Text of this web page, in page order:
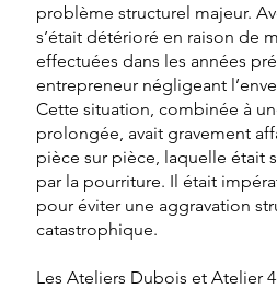
problème structurel majeur.
s’était détérioré en raison de
effectuées dans les années
entrepreneur négligeant
Cette situation, combinée à
prolongée, avait gravement
pièce sur pièce, laquelle était
par la pourriture. Il était
pour éviter une aggravation
catastrophique.
Les Ateliers Dubois et Atelier